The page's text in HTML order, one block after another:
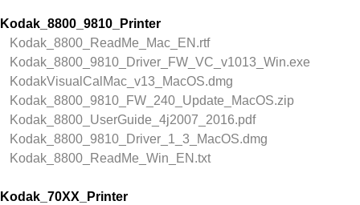
Kodak_8800_9810_Printer
Kodak_8800_ReadMe_Mac_EN.rtf
Kodak_8800_9810_Driver_FW_VC_v1013_Win.exe
KodakVisualCalMac_v13_MacOS.dmg
Kodak_8800_9810_FW_240_Update_MacOS.zip
Kodak_8800_UserGuide_4j2007_2016.pdf
Kodak_8800_9810_Driver_1_3_MacOS.dmg
Kodak_8800_ReadMe_Win_EN.txt
Kodak_70XX_Printer